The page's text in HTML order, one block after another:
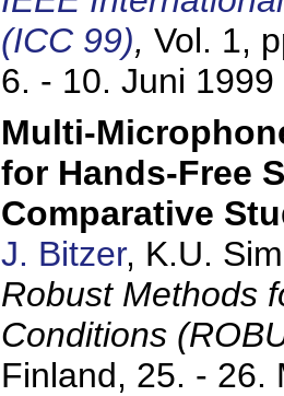
(ICC 99), Vol. 1,
6. - 10. Juni 1999
Multi-
for Hands-Free
Comparative
J. Bitzer, K.U.
Robust Methods
Conditions
Finland, 25. - 26.